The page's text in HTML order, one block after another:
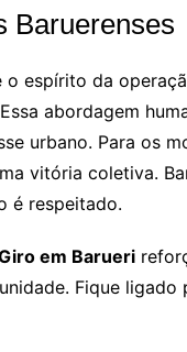
Baruerenses
o espírito da
abordagem
urbano. Para os
vitória coletiva.
é respeitado.
em Barueri
Fique ligado